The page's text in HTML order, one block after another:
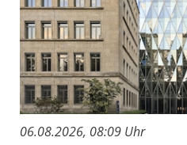
06.08.2026, 08:09 Uhr